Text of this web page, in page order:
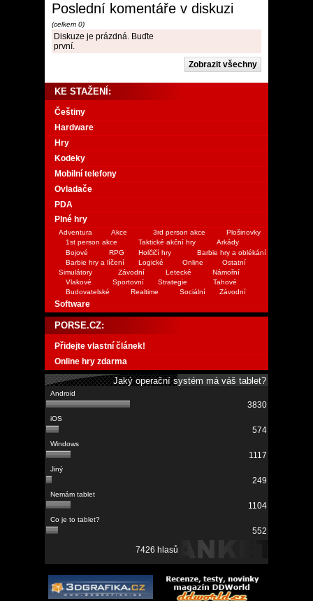
Poslední komentáře v diskuzi
(celkem 0)
Diskuze je prázdná. Buďte
první.
KE STAŽENÍ:
Češtiny
Hardware
Hry
Kodeky
Mobilní telefony
Ovladače
PDA
Plné hry
Adventura Akce 3rd person akce
Plošinovky
1st person akce
Taktické akční hry
Arkády
Bojové
RPG Holčičí hry
Barbie hry a oblékání
Barbie hry a líčení
Logické Online
Ostatní
Simulátory
Závodní Letecké
Námořní
Vlakové
Sportovní Strategie
Tahové
Budovatelské
Realtime Sociální Závodní
Software
PORSE.CZ:
Přidejte vlastní článek!
Online hry zdarma
Jaký operační systém má váš tablet?
3830
574
1117
249
1104
552
7426 hlasů